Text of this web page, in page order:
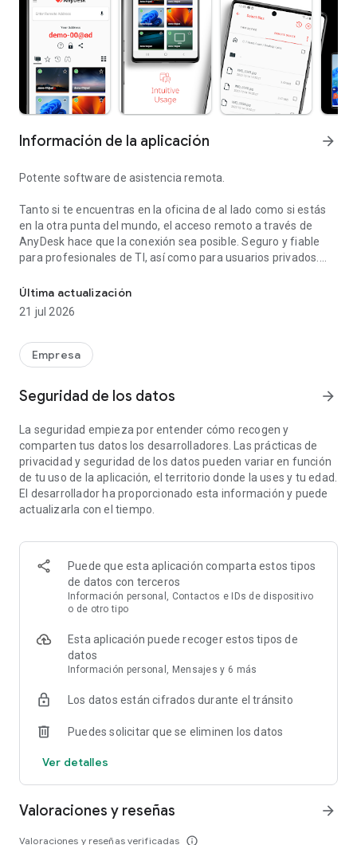
Información de la aplicación arrow_forward
Potente software de asistencia remota.
Tanto si te encuentras en la oficina de al lado como si estás
en la otra punta del mundo, el acceso remoto a través de
AnyDesk hace que la conexión sea posible. Seguro y fiable
para profesionales de TI, así como para usuarios privados.
AnyDesk no tiene publicidad y es gratuito para uso personal.
Para uso comercial, visita: https://anydesk.com/es/comprar
desde casa o eres un estudiante que estudia a distancia, el
software de escritorio remoto de AnyDesk tiene una solución
forma segura y sin problemas.
AnyDesk ofrece una gran variedad de funciones de escritorio
remoto tales como:
• Transferencia de archivos
• Impresión remota
• Wake-On-LAN
• Conexión VPN
La función VPN de AnyDesk permite crear una red privada
entre la conexión local y los clientes remotos, proporcionando
seguridad adicional a los usuarios. Es importante tener en
cuenta que no es posible acceder a los dispositivos de la red
utilizar los siguientes programas a través de VPN:
• SSH - Capacidad para acceder al dispositivo remoto a través
LAN a través de Internet
Para obtener una descripción general de las características,
Si le interesa obtener más información, consulte nuestro
centro de ayuda en:
Última actualización
21 jul 2026
Empresa
Seguridad de los datos arrow_forward
La seguridad empieza por entender cómo recogen y
comparten tus datos los desarrolladores. Las prácticas de
privacidad y seguridad de los datos pueden variar en función
de tu uso de la aplicación, el territorio donde la uses y tu edad.
El desarrollador ha proporcionado esta información y puede
actualizarla con el tiempo.
Puede que esta aplicación comparta estos tipos
de datos con terceros
Información personal, Contactos e IDs de dispositivo
o de otro tipo
Esta aplicación puede recoger estos tipos de
datos
Información personal, Mensajes y 6 más
Los datos están cifrados durante el tránsito
Puedes solicitar que se eliminen los datos
Ver detalles
Valoraciones y reseñas
Valoraciones y reseñas verificadas info_outline
arrow_forward